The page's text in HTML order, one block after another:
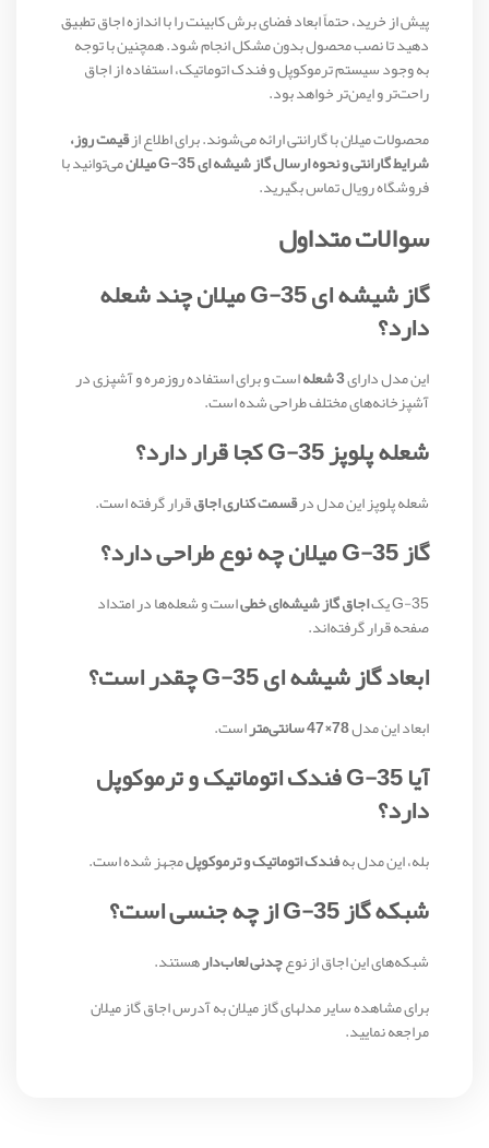
پیش از خرید، حتماً ابعاد فضای برش کابینت را با اندازه اجاق تطبیق
دهید تا نصب محصول بدون مشکل انجام شود. همچنین با توجه
به وجود سیستم ترموکوپل و فندک اتوماتیک، استفاده از اجاق
راحت‌تر و ایمن‌تر خواهد بود.
محصولات میلان با گارانتی ارائه می‌شوند. برای اطلاع ازقیمت روز،
شرایط گارانتی و نحوه ارسال گاز شیشه ای G-35 میلان می‌توانید با
فروشگاه رویال تماس بگیرید.
سوالات متداول
گاز شیشه ای G-35 میلان چند شعله
دارد؟
این مدل دارای3 شعله است و برای استفاده روزمره و آشپزی در
آشپزخانه‌های مختلف طراحی شده است.
شعله پلوپز G-35 کجا قرار دارد؟
شعله پلوپز این مدل درقسمت کناری اجاققرار گرفته است.
گاز G-35 میلان چه نوع طراحی دارد؟
G-35 یک اجاق گاز شیشه‌ای خطیاست و شعله‌ها در امتداد
صفحه قرار گرفته‌اند.
ابعاد گاز شیشه ای G-35 چقدر است؟
ابعاد این مدل78×47 سانتی‌متر است.
آیا G-35 فندک اتوماتیک و ترموکوپل
دارد؟
بله، این مدل بهفندک اتوماتیک و ترموکوپلمجهز شده است.
شبکه گاز G-35 از چه جنسی است؟
شبکه‌های این اجاق از نوعچدنی لعاب‌دارهستند.
برای مشاهده سایر مدلهای گاز میلان به آدرس اجاق گاز میلان
مراجعه نمایید.